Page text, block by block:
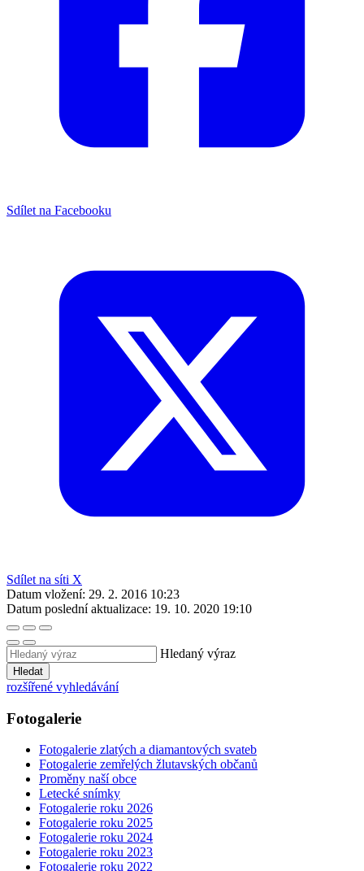
Sdílet na Facebooku
Sdílet na síti X
Datum vložení: 29. 2. 2016 10:23
Datum poslední aktualizace: 19. 10. 2020 19:10
Hledaný výraz
Hledat
rozšířené vyhledávání
Fotogalerie
Fotogalerie zlatých a diamantových svateb
Fotogalerie zemřelých žlutavských občanů
Proměny naší obce
Letecké snímky
Fotogalerie roku 2026
Fotogalerie roku 2025
Fotogalerie roku 2024
Fotogalerie roku 2023
Fotogalerie roku 2022